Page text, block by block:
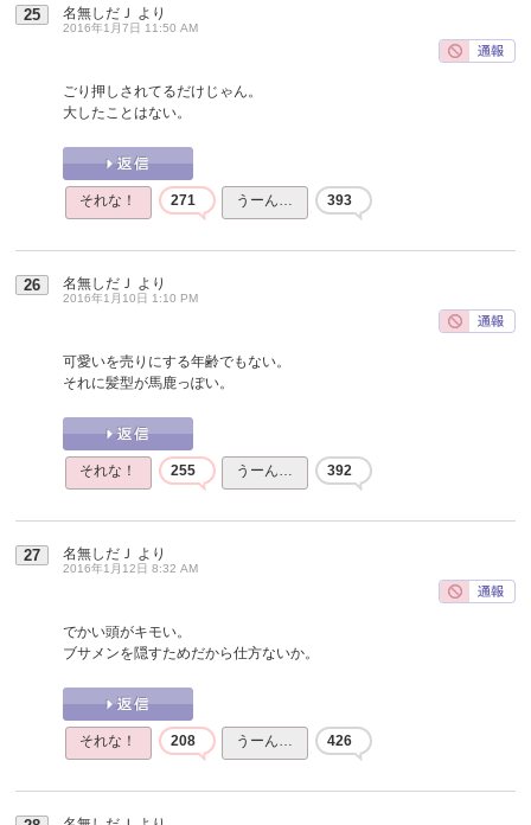
25 名無しだＪ より
2016年1月7日 11:50 AM
ごり押しされてるだけじゃん。
大したことはない。
それな！ 271 うーん… 393
26 名無しだＪ より
2016年1月10日 1:10 PM
可愛いを売りにする年齢でもない。
それに髪型が馬鹿っぽい。
それな！ 255 うーん… 392
27 名無しだＪ より
2016年1月12日 8:32 AM
でかい頭がキモい。
ブサメンを隠すためだから仕方ないか。
それな！ 208 うーん… 426